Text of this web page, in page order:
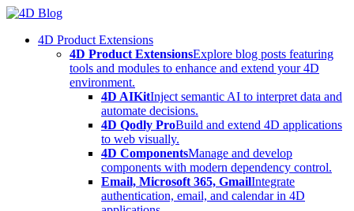
Skip
content4D Product Extensions
4D Product ExtensionsExplore blog posts featuring
tools and modules to enhance and extend your 4D
environment.
4D AIKitInject semantic AI to interpret data and
automate decisions.
4D Qodly ProBuild and extend 4D applications
to web visually.
4D ComponentsManage and develop
components with modern dependency control.
Email, Microsoft 365, GmailIntegrate
authentication, email, and calendar in 4D